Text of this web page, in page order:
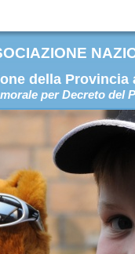
della Provincia
per Decreto del